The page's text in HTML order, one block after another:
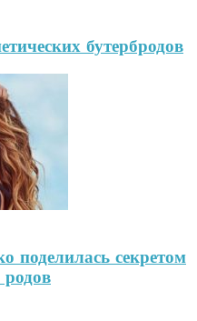
бутербродов
поделилась секретом
родов